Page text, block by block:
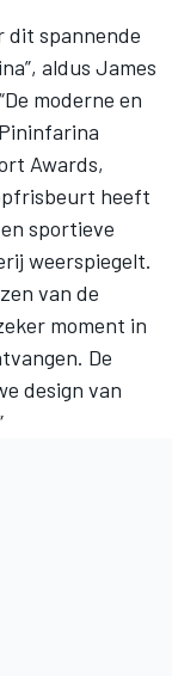
dit spannende
aldus James
moderne en
Awards,
heeft
sportieve
weerspiegelt.
van de
moment in
De
design van